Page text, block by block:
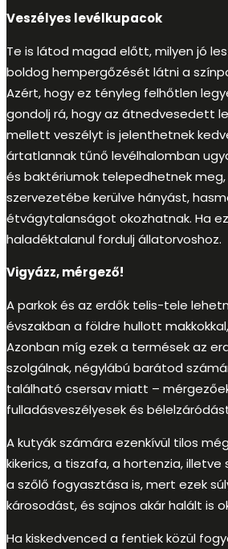
Veszélyes levélkupacok
Te is látod magad előtt, milyen jó
boldog hempergőzését látni a
Azért, hogy ez tényleg felhőtlen
gondolj rá, hogy az átnedvesedett
mellett veszélyt is jelenthetnek
ártatlannak tűnő levélhalomban
és baktériumok telepedhetnek
szervezetébe kerülve hányást,
étvágytalanságot okozhatnak. Ha
haladéktalanul fordulj állatorvoshoz.
Vigyázz, mérgező!
A parkok és az erdők telis-tele
évszakban a földre hullott
Azonban míg ezek a termések az
szolgálnak, négylábú barátod
található csersav miatt –
fulladásveszélyesek és
A kutyák számára ezenkívül tilos
kikerics, a tiszafa, a hortenzia,
a szőlő fogyasztása is, mert ezek
károsodást, és sajnos akár halált is
Ha kiskedvenced a fentiek közül